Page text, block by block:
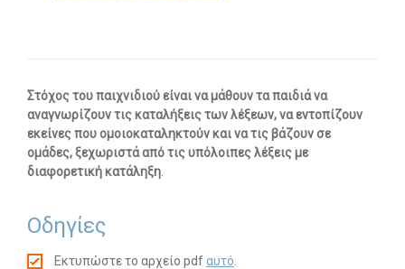
-- Λογοθεραπεία
-- Συμβουλευτική
-- Ειδική Αγωγή
-- Παιδοψυχίατρος
-- Πρώιμη Παρέμβαση
Στόχος του παιχνιδιού είναι να μάθουν τα παιδιά να
αναγνωρίζουν τις καταλήξεις των λέξεων, να εντοπίζουν
εκείνες που ομοιοκαταληκτούν και να τις βάζουν σε
ομάδες, ξεχωριστά από τις υπόλοιπες λέξεις με
διαφορετική κατάληξη
Οδηγίες
Εκτυπώστε το αρχείο pdfαυτό